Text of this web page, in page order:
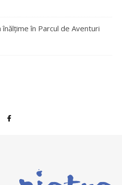
în Parcul de Aventuri